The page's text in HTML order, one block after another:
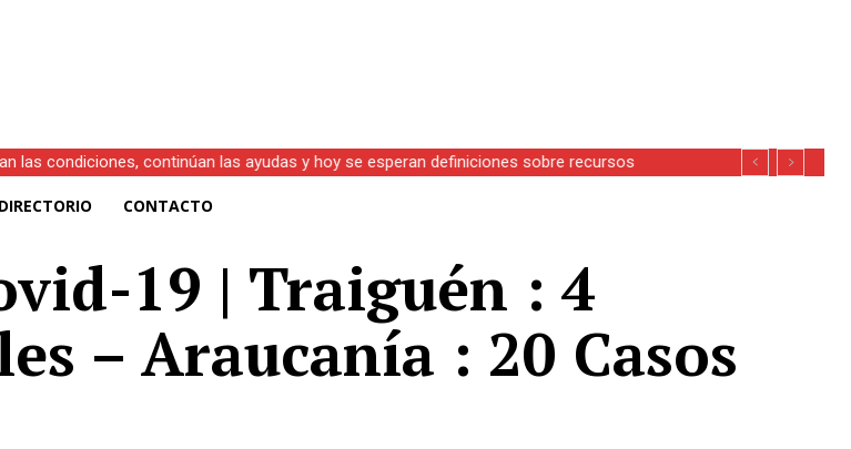
las condiciones, continúan las ayudas y hoy se esperan definiciones sobre recursos
DIRECTORIO CONTACTO
19 | Traiguén : 4
– Araucanía : 20 Casos